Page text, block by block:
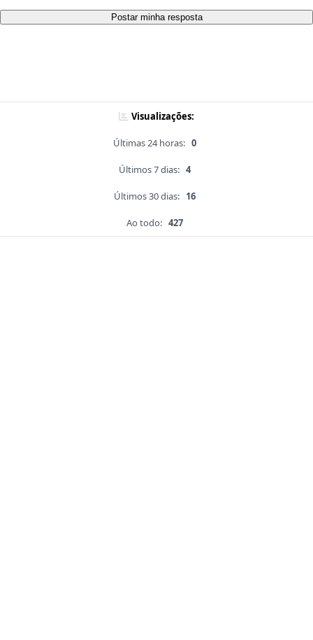
Postar minha resposta
Visualizações:
Últimas 24 horas: 0
Últimos 7 dias: 4
Últimos 30 dias: 16
Ao todo: 427